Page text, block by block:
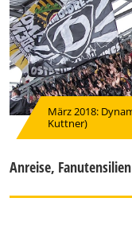
März 2018:
Kuttner)
Anreise,